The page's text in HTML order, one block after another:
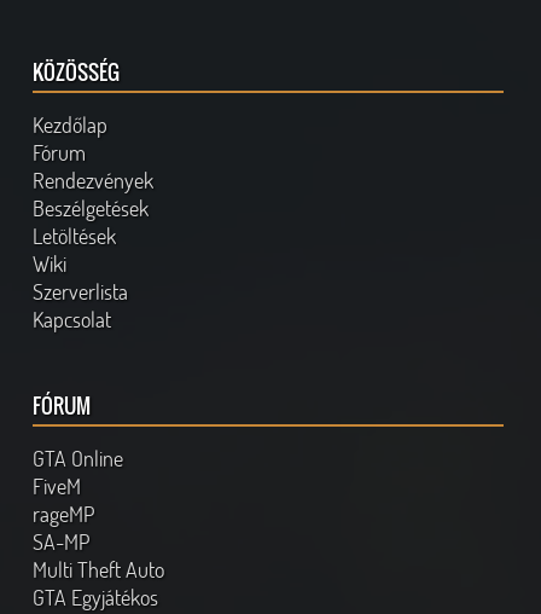
KÖZÖSSÉG
Kezdőlap
Fórum
Rendezvények
Beszélgetések
Letöltések
Wiki
Szerverlista
Kapcsolat
FÓRUM
GTA Online
FiveM
rageMP
SA-MP
Multi Theft Auto
GTA Egyjátékos